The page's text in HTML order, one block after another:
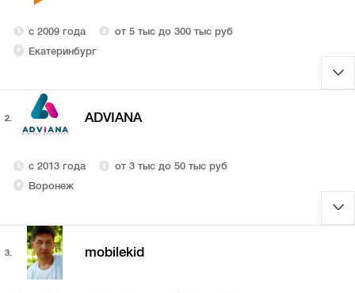
с 2009 года
от 5 тыс до 300 тыс руб
Екатеринбург
2. ADVIANA
с 2013 года
от 3 тыс до 50 тыс руб
Воронеж
3. mobilekid